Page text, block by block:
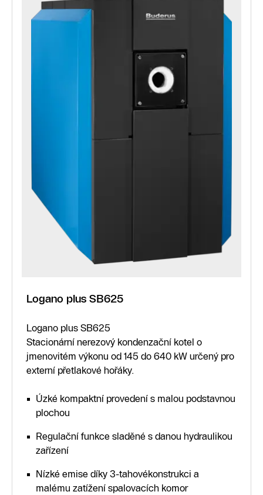
Logano plus SB625
Logano plus SB625
Stacionární nerezový kondenzační kotel o
jmenovitém výkonu od 145 do 640 kW určený pro
externí přetlakové hořáky.
Úzké kompaktní provedení s malou podstavnou
plochou
Regulační funkce sladěné s danou hydraulikou
zařízení
Nízké emise díky 3-tahovékonstrukci a
malému zatížení spalovacích komor